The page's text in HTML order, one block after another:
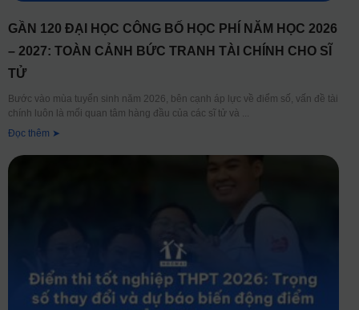
GẦN 120 ĐẠI HỌC CÔNG BỐ HỌC PHÍ NĂM HỌC 2026
– 2027: TOÀN CẢNH BỨC TRANH TÀI CHÍNH CHO SĨ
TỬ
Bước vào mùa tuyển sinh năm 2026, bên cạnh áp lực về điểm số, vấn đề tài
chính luôn là mối quan tâm hàng đầu của các sĩ tử và
Đọc thêm ➤